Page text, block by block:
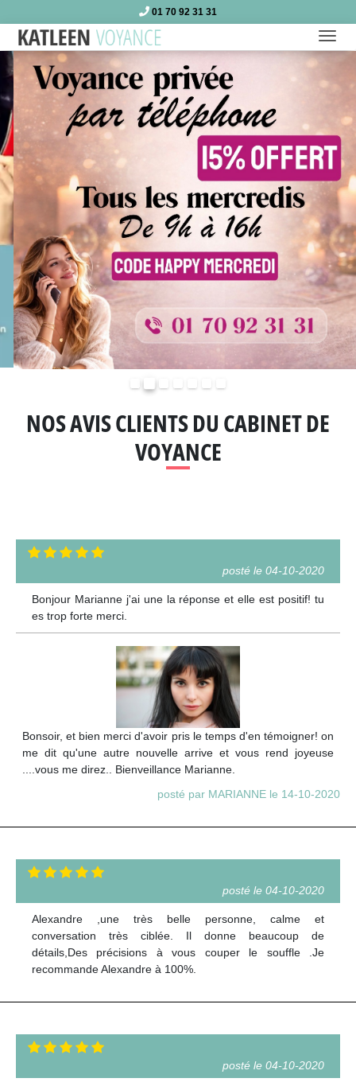
01 70 92 31 31
NOS AVIS CLIENTS DU CABINET DE
VOYANCE
posté le 04-10-2020
Bonjour Marianne j'ai une la réponse et elle est positif! tu
es trop forte merci.
Bonsoir, et bien merci d'avoir pris le temps d'en témoigner! on
me dit qu'une autre nouvelle arrive et vous rend joyeuse
....vous me direz.. Bienveillance Marianne.
posté par MARIANNE le 14-10-2020
posté le 04-10-2020
Alexandre ,une très belle personne, calme et
conversation très ciblée. Il donne beaucoup de
détails,Des précisions à vous couper le souffle .Je
recommande Alexandre à 100%.
posté le 04-10-2020